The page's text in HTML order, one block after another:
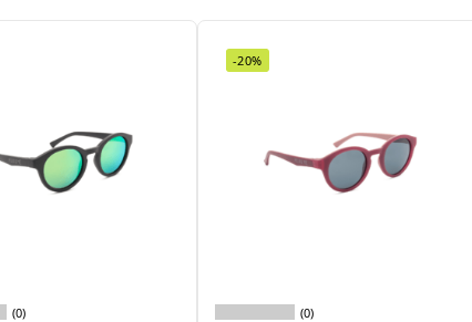
(0)
-20%
(0)